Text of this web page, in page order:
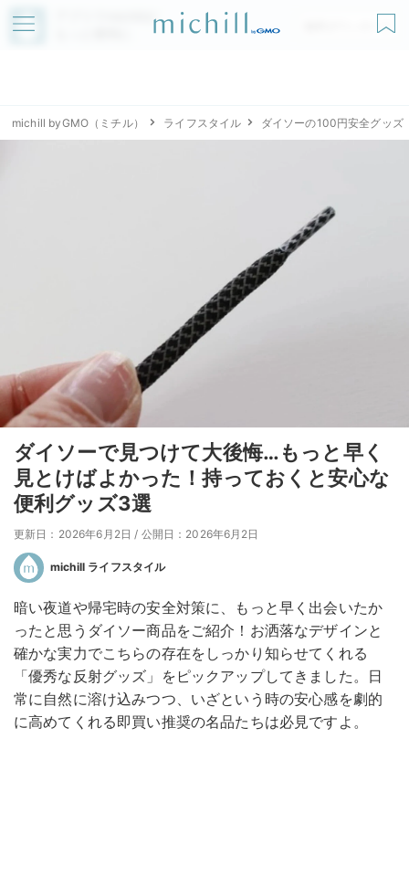
アプリでmichillが
無料ダウンロード
michill byGMO（ミチル） ライフスタイル ダイソーの100円安全グッズ
ダイソーで見つけて大後悔…もっと早く
見とけばよかった！持っておくと安心な
便利グッズ3選
更新日：2026年6月2日 / 公開日：2026年6月2日
michill ライフスタイル
暗い夜道や帰宅時の安全対策に、もっと早く出会いたか
ったと思うダイソー商品をご紹介！お洒落なデザインと
確かな実力でこちらの存在をしっかり知らせてくれる
「優秀な反射グッズ」をピックアップしてきました。日
常に自然に溶け込みつつ、いざという時の安心感を劇的
に高めてくれる即買い推奨の名品たちは必見ですよ。